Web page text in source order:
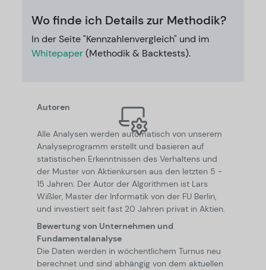
Wo finde ich Details zur Methodik?
In der Seite "Kennzahlenvergleich" und im
Whitepaper(Methodik & Backtests).
Autoren
Alle Analysen werden automatisch von unserem
Analyseprogramm erstellt und basieren auf
statistischen Erkenntnissen des Verhaltens und
der Muster von Aktienkursen aus den letzten 5 -
15 Jahren. Der Autor der Algorithmen ist Lars
Wißler, Master der Informatik von der FU Berlin,
und investiert seit fast 20 Jahren privat in Aktien.
Bewertung von Unternehmen und
Fundamentalanalyse
Die Daten werden in wöchentlichem Turnus neu
berechnet und sind abhängig von dem aktuellen